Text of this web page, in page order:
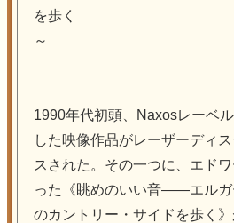
を歩く
1990年代初頭、Naxosレーベ
した映像作品がレーザーディ
スされた。その一つに、エド
った《眺めのいい音――エルガ
のカントリー・サイドを歩く